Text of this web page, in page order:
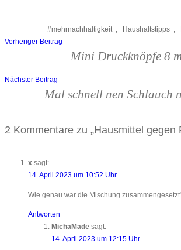
#mehrnachhaltigkeit , Haushaltstipps ,
Beitragsnavigation
Vorheriger Beitrag
Mini Druckknöpfe 8
Nächster Beitrag
Mal schnell nen Schlauch
2 Kommentare zu „Hausmittel gegen
x sagt:
14. April 2023 um 10:52 Uhr
Wie genau war die Mischung
Antworten
MichaMade sagt:
14. April 2023 um 12:15 Uhr